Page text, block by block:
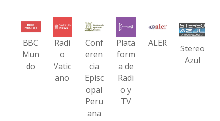
BBC
Mun
do
Radi
o
Vatic
ano
Conf
eren
cia
Episc
opal
Peru
ana
Plata
form
a de
Radi
o y
TV
ALER
Stereo
Azul